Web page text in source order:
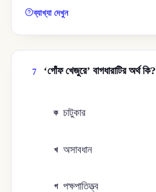
ব্যাখ্যা দেখুন
7 ‘গোঁফ খেজুরে’ বাগধারাটির অর্থ কি?
ক চাটুকার
খ অসাবধান
গ পক্ষপাতিত্ত্ব